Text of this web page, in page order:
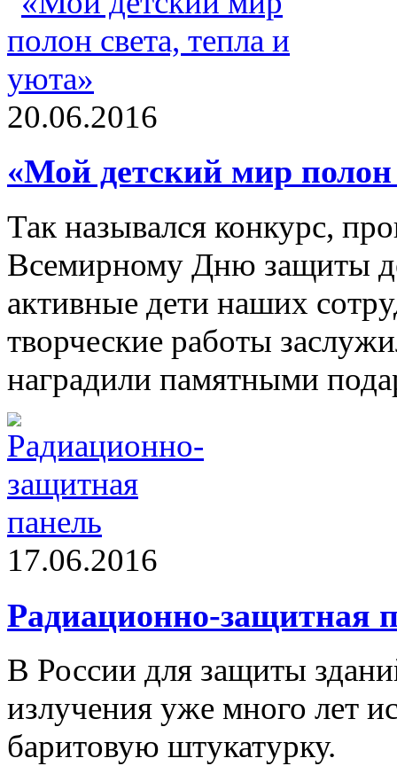
20.06.2016
«Мой детский мир полон
Так назывался конкурс,
Всемирному Дню защиты
активные дети наших
творческие работы
наградили памятными
17.06.2016
Радиационно-защитная
В России для защиты
излучения уже много лет
баритовую штукатурку.